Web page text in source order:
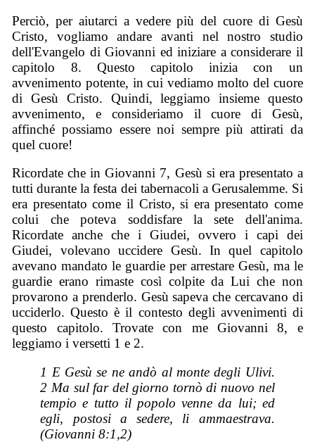
Perciò, per aiutarci a vedere più del cuore di Gesù
Cristo, vogliamo andare avanti nel nostro studio
dell'Evangelo di Giovanni ed iniziare a considerare il
capitolo 8. Questo capitolo inizia con un
avvenimento potente, in cui vediamo molto del cuore
di Gesù Cristo. Quindi, leggiamo insieme questo
avvenimento, e consideriamo il cuore di Gesù,
affinché possiamo essere noi sempre più attirati da
quel cuore!
Ricordate che in Giovanni 7, Gesù si era presentato a
tutti durante la festa dei tabernacoli a Gerusalemme. Si
era presentato come il Cristo, si era presentato come
colui che poteva soddisfare la sete dell'anima.
Ricordate anche che i Giudei, ovvero i capi dei
Giudei, volevano uccidere Gesù. In quel capitolo
avevano mandato le guardie per arrestare Gesù, ma le
guardie erano rimaste così colpite da Lui che non
provarono a prenderlo. Gesù sapeva che cercavano di
ucciderlo. Questo è il contesto degli avvenimenti di
questo capitolo. Trovate con me Giovanni 8, e
leggiamo i versetti 1 e 2.
1 E Gesù se ne andò al monte degli Ulivi.
2 Ma sul far del giorno tornò di nuovo nel
tempio e tutto il popolo venne da lui; ed
egli, postosi a sedere, li ammaestrava.
(Giovanni 8:1,2)